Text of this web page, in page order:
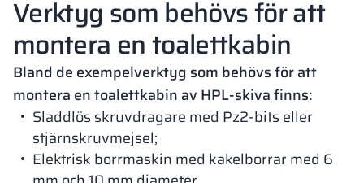
Verktyg som behövs för att
montera en toalettkabin
Bland de exempelverktyg som behövs för att
montera en toalettkabin av HPL-skiva finns:
Sladdlös skruvdragare med Pz2-bits eller
stjärnskruvmejsel;
Elektrisk borrmaskin med kakelborrar med 6